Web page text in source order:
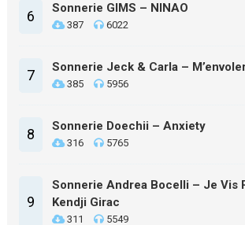
6 Sonnerie GIMS – NINAO
387 6022
7 Sonnerie Jeck & Carla –
385 5956
8 Sonnerie Doechii – Anxiety
316 5765
9
Sonnerie Andrea Bocelli – Je Vis
Kendji Girac
311 5549